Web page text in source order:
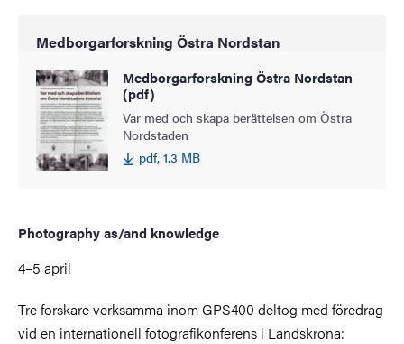
Medborgarforskning Östra Nordstan
Medborgarforskning Östra Nordstan
(pdf)
Var med och skapa berättelsen om Östra
Nordstaden
pdf, 1.3 MB
Photography as/and knowledge
4–5 april
Tre forskare verksamma inom GPS400 deltog med föredrag
vid en internationell fotografikonferens i Landskrona: